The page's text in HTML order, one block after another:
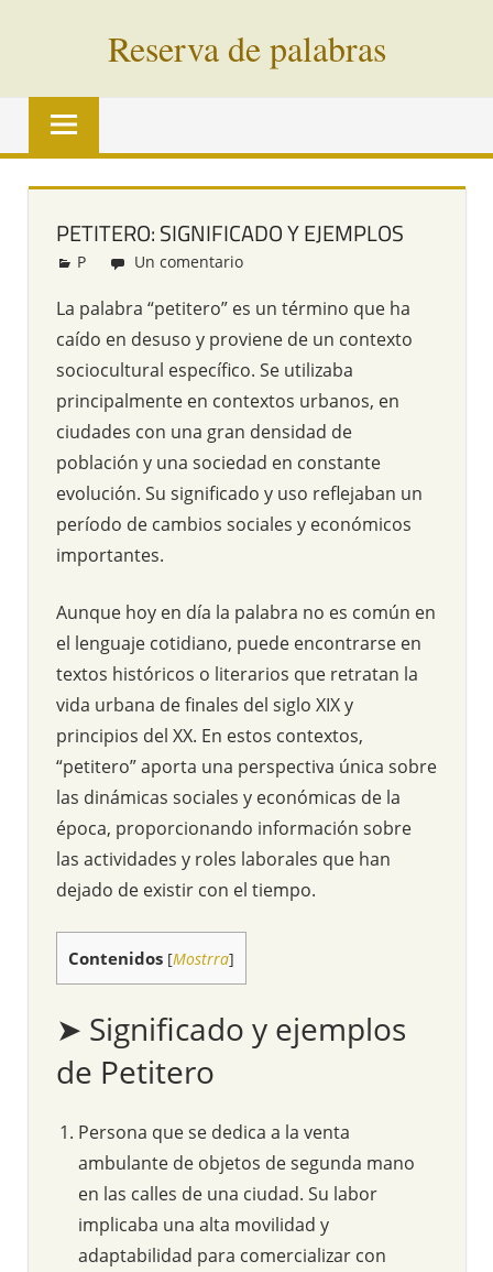
Reserva de palabras
Palabras
vías
todo
mundo
PETITERO: SIGNIFICADO Y EJEMPLOS
Redacción
P Un comentario
La palabra “petitero” es un término que ha
caído en desuso y proviene de un contexto
sociocultural específico. Se utilizaba
principalmente en contextos urbanos, en
ciudades con una gran densidad de
población y una sociedad en constante
evolución. Su significado y uso reflejaban un
período de cambios sociales y económicos
importantes.
Aunque hoy en día la palabra no es común en
el lenguaje cotidiano, puede encontrarse en
textos históricos o literarios que retratan la
vida urbana de finales del siglo XIX y
principios del XX. En estos contextos,
“petitero” aporta una perspectiva única sobre
las dinámicas sociales y económicas de la
época, proporcionando información sobre
las actividades y roles laborales que han
dejado de existir con el tiempo.
Contenidos [Mostrra]
➤ Significado y ejemplos
de Petitero
Persona que se dedica a la venta
ambulante de objetos de segunda mano
en las calles de una ciudad. Su labor
implicaba una alta movilidad y
adaptabilidad para comercializar con